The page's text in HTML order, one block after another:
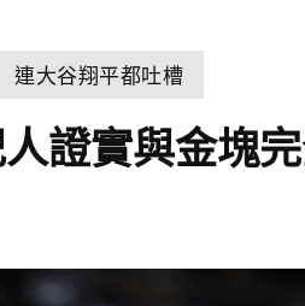
連大谷翔平都吐槽
證實與金塊